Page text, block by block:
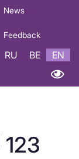
News
Feedback
RU BE EN
123